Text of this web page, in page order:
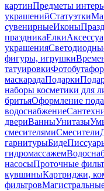
картинПредметы
украшенийСтатуэтки
сувенирныеИконы
праздникаЕлки
украшения
фигуры, игрушки
татуировки
маскарадаПодарки
наборы косметики для
бритьяОформление
водоснабжение
двериВанныУнитазы
смесителямиСмесители
гарнитурыБиде
гидромассажем
насосыПроточные
кувшиныКартриджи,
фильтров